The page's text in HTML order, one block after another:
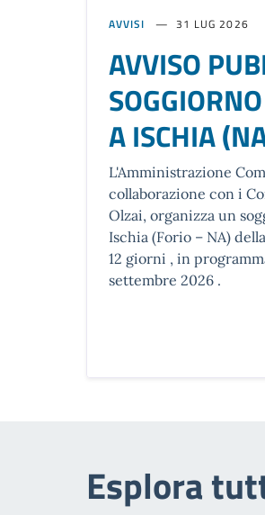
AVVISI 31 LUG 2026
AVVISO
A ISCHIA
L'Amministrazione
collaborazione con i
Olzai, organizza un
Ischia (Forio – NA)
12 giorni , in
settembre 2026 .
Esplora